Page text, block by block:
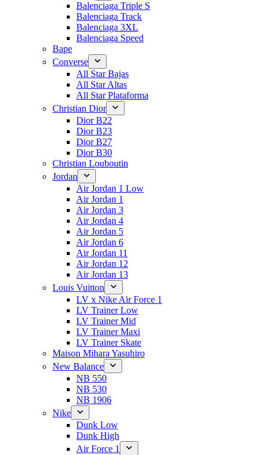
Balenciaga Triple S
Balenciaga Track
Balenciaga 3XL
Balenciaga Speed
Bape
Converse
All Star Bajas
All Star Altas
All Star Plataforma
Christian Dior
Dior B22
Dior B23
Dior B27
Dior B30
Christian Louboutin
Jordan
Air Jordan 1 Low
Air Jordan 1
Air Jordan 3
Air Jordan 4
Air Jordan 5
Air Jordan 6
Air Jordan 11
Air Jordan 12
Air Jordan 13
Louis Vuitton
LV x Nike Air Force 1
LV Trainer Low
LV Trainer Mid
LV Trainer Maxi
LV Trainer Skate
Maison Mihara Yasuhiro
New Balance
NB 550
NB 530
NB 1906
Nike
Dunk Low
Dunk High
Air Force 1